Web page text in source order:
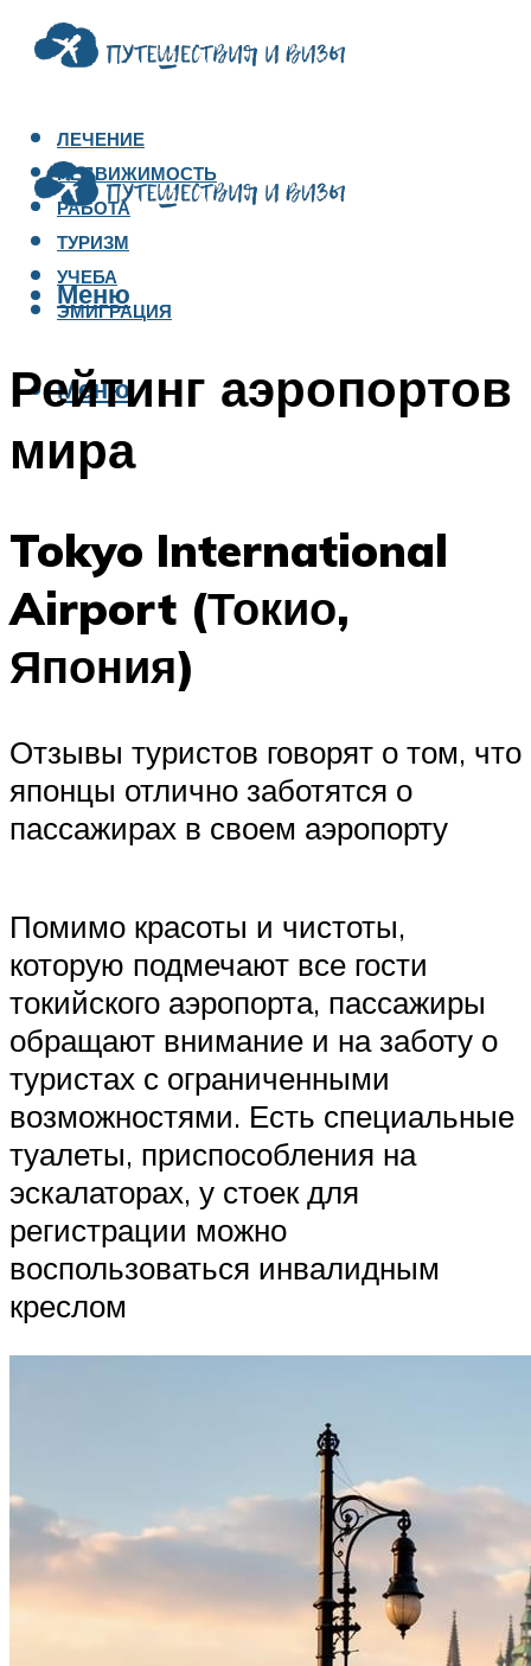
ЛЕЧЕНИЕ
НЕДВИЖИМОСТЬ
РАБОТА
ТУРИЗМ
УЧЕБА
ЭМИГРАЦИЯ
Меню
Меню
Рейтинг аэропортов
мира
Tokyo International
Airport (Токио,
Япония)
Отзывы туристов говорят о том, что
японцы отлично заботятся о
пассажирах в своем аэропорту
Помимо красоты и чистоты,
которую подмечают все гости
токийского аэропорта, пассажиры
обращают внимание и на заботу о
туристах с ограниченными
возможностями. Есть специальные
туалеты, приспособления на
эскалаторах, у стоек для
регистрации можно
воспользоваться инвалидным
креслом